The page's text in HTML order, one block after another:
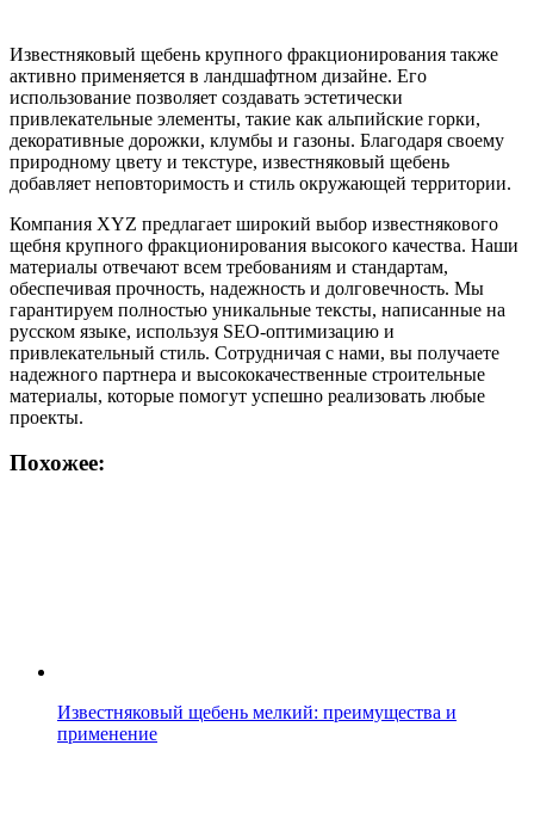
Известняковый щебень крупного фракционирования также
активно применяется в ландшафтном дизайне. Его
использование позволяет создавать эстетически
привлекательные элементы, такие как альпийские горки,
декоративные дорожки, клумбы и газоны. Благодаря своему
природному цвету и текстуре, известняковый щебень
добавляет неповторимость и стиль окружающей территории.
Компания XYZ предлагает широкий выбор известнякового
щебня крупного фракционирования высокого качества. Наши
материалы отвечают всем требованиям и стандартам,
обеспечивая прочность, надежность и долговечность. Мы
гарантируем полностью уникальные тексты, написанные на
русском языке, используя SEO-оптимизацию и
привлекательный стиль. Сотрудничая с нами, вы получаете
надежного партнера и высококачественные строительные
материалы, которые помогут успешно реализовать любые
проекты.
Похожее:
Известняковый щебень мелкий: преимущества и
применение